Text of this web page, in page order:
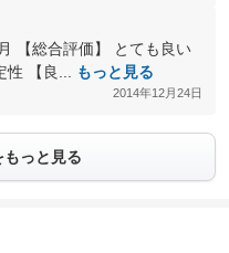
【総合評価】 とても良い
性 【良...
もっと見る
2014年12月24日
っと見る